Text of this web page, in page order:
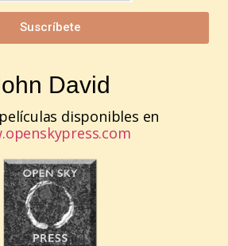
Suscríbete
David
disponibles en